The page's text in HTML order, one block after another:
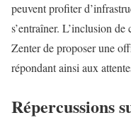
peuvent profiter
s’entraîner. L’inclusion
Zenter de proposer une
répondant ainsi aux
Répercussions